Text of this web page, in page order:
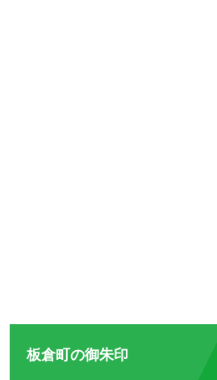
板倉町の御朱印